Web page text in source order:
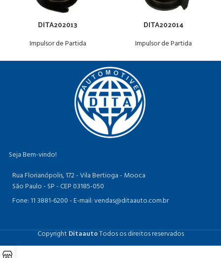
DITA202013
Impulsor de Partida
DITA202014
Impulsor de Partida
Seja Bem-vindo!
Rua Florianópolis, 172 - Vila Bertioga - Mooca
São Paulo - SP - CEP 03185-050
Fone: 11 3881-6200 -E-mail: vendas@ditaauto.com.br
CopyrightDitaautoTodos os direitos reservados